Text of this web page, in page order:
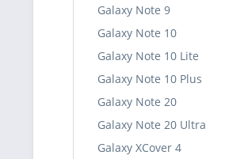
Galaxy Note 9
Galaxy Note 10
Galaxy Note 10 Lite
Galaxy Note 10 Plus
Galaxy Note 20
Galaxy Note 20 Ultra
Galaxy XCover 4